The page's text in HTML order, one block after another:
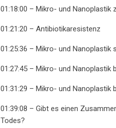
01:18:00 – Mikro- und
01:21:20 – Antibiotikaresistenz
01:25:36 – Mikro- und
01:27:45 – Mikro- und Nanoplastik
01:31:29 – Mikro- und Nanoplastik
01:39:08 – Gibt es einen
Todes?